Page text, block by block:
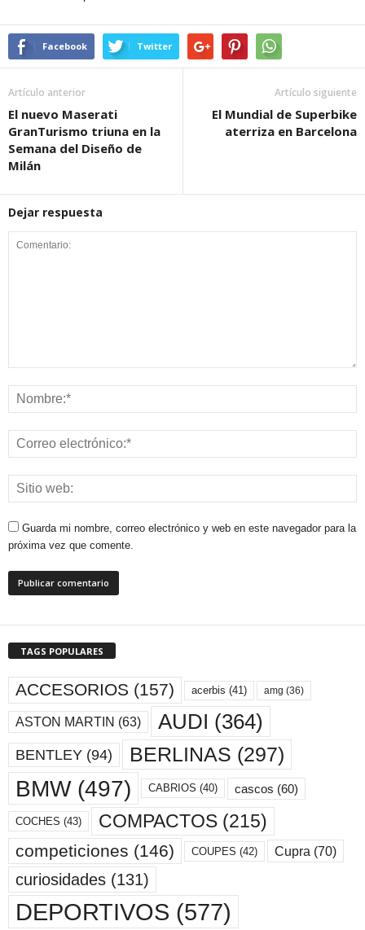
Facebook Twitter
Artículo anterior
El nuevo Maserati
GranTurismo triuna en la
Semana del Diseño de
Milán
Artículo siguiente
El Mundial de Superbike
aterriza en Barcelona
Dejar respuesta
Guarda mi nombre, correo electrónico y web en este navegador para la
próxima vez que comente.
TAGS POPULARES
ACCESORIOS (157) acerbis (41) amg (36)
ASTON MARTIN (63) AUDI (364)
BENTLEY (94) BERLINAS (297)
BMW(497) CABRIOS (40) cascos (60)
COCHES (43) COMPACTOS (215)
competiciones (146) COUPES (42) Cupra (70)
curiosidades (131)
DEPORTIVOS (577)